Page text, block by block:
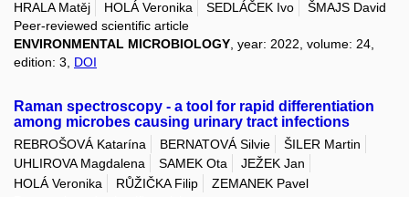
HRALA Matěj
HOLÁ Veronika SEDLÁČEK Ivo
ŠMAJS David
Peer-reviewed scientific article
ENVIRONMENTAL MICROBIOLOGY , year: 2022, volume: 24,
edition: 3, DOI
Raman spectroscopy - a tool for rapid differentiation
among microbes causing urinary tract infections
REBROŠOVÁ Katarína BERNATOVÁ Silvie
ŠILER Martin
UHLIROVA Magdalena
SAMEK Ota
JEŽEK Jan
HOLÁ Veronika
RŮŽIČKA Filip
ZEMANEK Pavel